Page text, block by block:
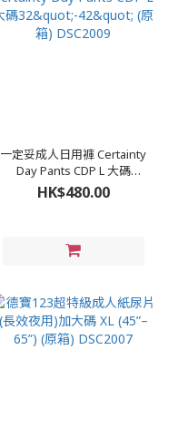
一定妥成人日用褲 Certainty
Day Pants CDP L 大碼
32"-42" (原箱) DSC2009
HK$480.00